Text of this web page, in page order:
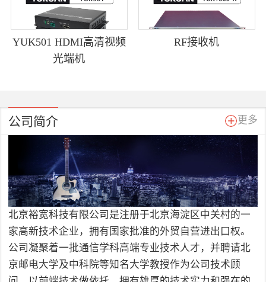
YUK501 HDMI高清视频
光端机
RF接收机
公司简介 更多
北京裕宽科技有限公司是注册于北京海淀区中关村的一
家高新技术企业，拥有国家批准的外贸自营进出口权。
公司凝聚着一批通信学科高端专业技术人才，并聘请北
京邮电大学及中科院等知名大学教授作为公司技术顾